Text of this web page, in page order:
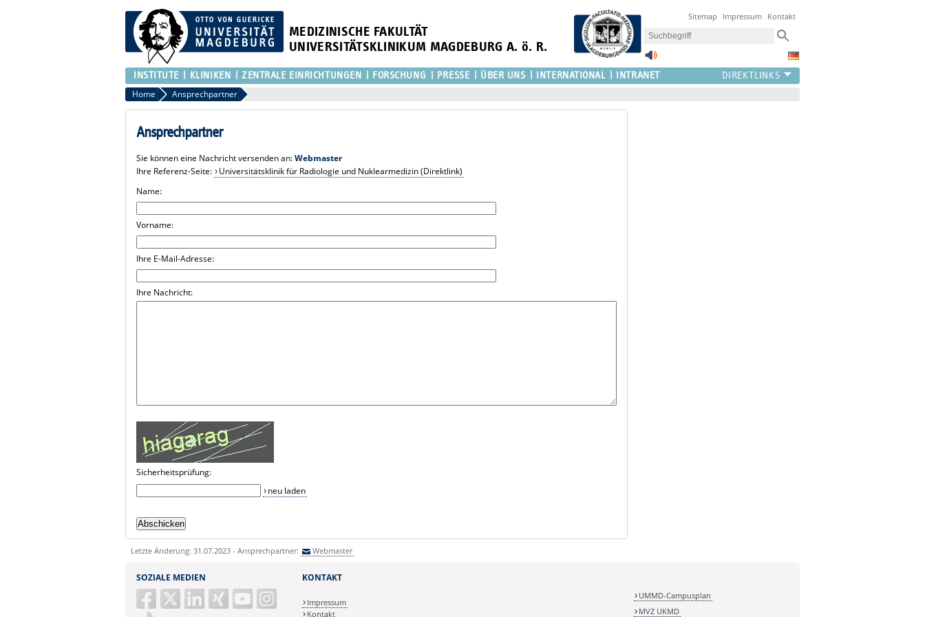
MEDIZINISCHE FAKULTÄT
UNIVERSITÄTSKLINIKUM MAGDEBURG A. ö. R.
Sitemap Impressum Kontakt
INSTITUTE KLINIKEN ZENTRALE EINRICHTUNGEN FORSCHUNG PRESSE ÜBER UNS INTERNATIONAL INTRANET
Home Ansprechpartner
Ansprechpartner
Sie können eine Nachricht versenden an:Webmaster
Ihre Referenz-Seite:
Universitätsklinik für Radiologie und Nuklearmedizin (Direktlink)
Name:
Vorname:
Ihre E-Mail-Adresse:
Ihre Nachricht:
Sicherheitsprüfung:
neu laden
Letzte Änderung: 31.07.2023 - Ansprechpartner: Webmaster
SOZIALE MEDIEN KONTAKT
Impressum
Kontakt
UMMD-Campusplan
MVZ UKMD